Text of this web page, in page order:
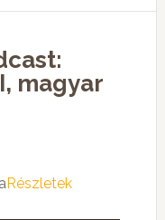
magyar
Részletek